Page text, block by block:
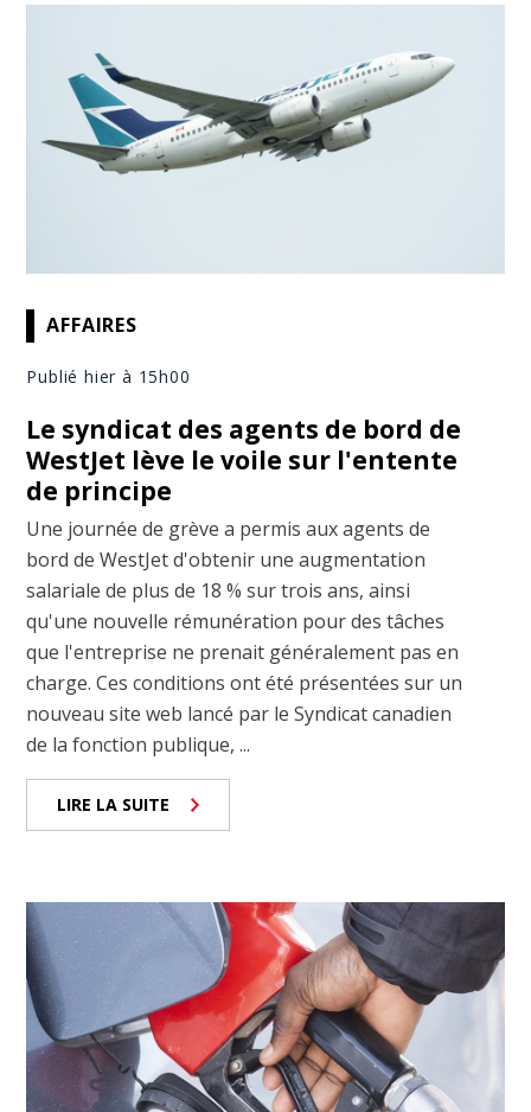
AFFAIRES
Publié hier à 15h00
Le syndicat des agents de bord de
WestJet lève le voile sur l'entente
de principe
Une journée de grève a permis aux agents de
bord de WestJet d'obtenir une augmentation
salariale de plus de 18 % sur trois ans, ainsi
qu'une nouvelle rémunération pour des tâches
que l'entreprise ne prenait généralement pas en
charge. Ces conditions ont été présentées sur un
nouveau site web lancé par le Syndicat canadien
de la fonction publique, ...
LIRE LA SUITE